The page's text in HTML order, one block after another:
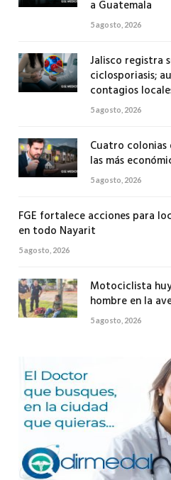
a Guatemala
5 agosto, 2026
Jalisco registra
ciclosporiasis;
contagios
5 agosto, 2026
Cuatro
las más
5 agosto, 2026
FGE fortalece acciones para
en todo Nayarit
5 agosto, 2026
Motociclista
hombre en la
5 agosto, 2026